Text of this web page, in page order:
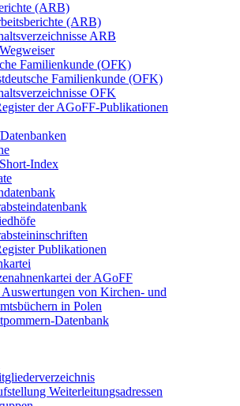
(ARB)
(ARB)
ARB
Familienkunde (OFK)
Familienkunde (OFK)
OFK
der AGoFF-Publikationen
Index
Publikationen
der AGoFF
von Kirchen- und
in Polen
Datenbank
Weiterleitungsadressen